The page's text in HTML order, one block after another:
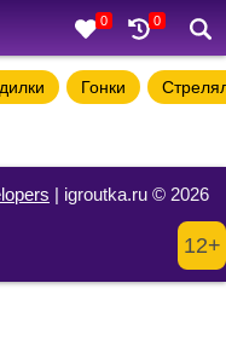
0 0
Гонки
| igroutka.ru © 2026
12+